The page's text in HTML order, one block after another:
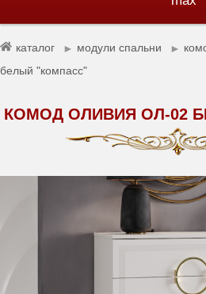
каталог ► модули спальни ►
белый "компасс"
КОМОД ОЛИВИЯ ОЛ-02